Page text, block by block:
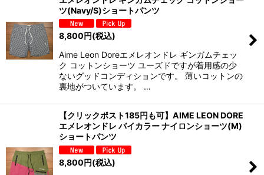
ツ(Navy/S)ショートパンツ
8,800円(税込)
Aime Leon Doreエメレオンドレ ギンガムチェッ
ク コットンショーツ ユーズドですが着用感の少
ないグッドコンディションです。 薄いコットンの
裏地がついています。 …
【クリックポスト185円も可】AIME LEON DORE
エメレオンドレ バイカラー ナイロンショーツ(M)
ショートパンツ
8,800円(税込)